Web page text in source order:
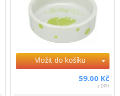
Vložit do košíku
59.00 Kč
s DPH